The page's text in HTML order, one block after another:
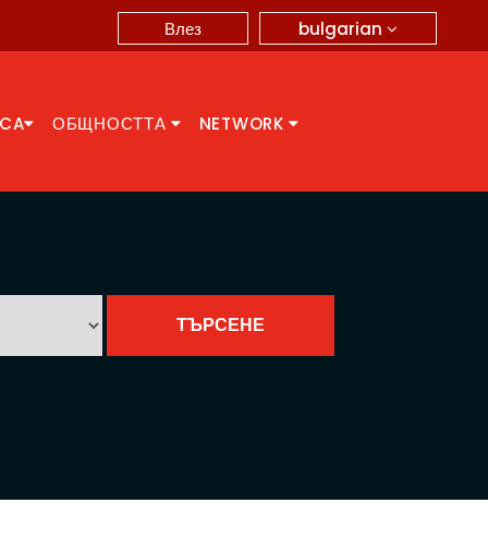
bulgarian
Влез
ОБЩНОСТТА NETWORK